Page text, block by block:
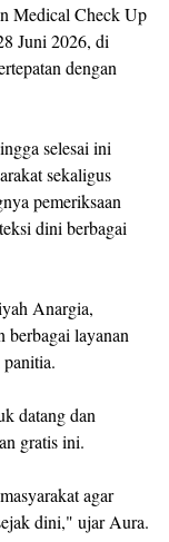
Medical Check Up
Juni 2026, di
dengan
selesai ini
sekaligus
pemeriksaan
dini berbagai
Anargia,
berbagai layanan
panitia.
datang dan
gratis ini.
agar
dini," ujar Aura.